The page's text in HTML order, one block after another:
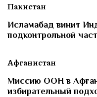
Пакистан
Исламабад винит
подконтрольной
Афганистан
Миссию ООН в
избирательный